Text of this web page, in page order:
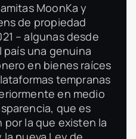
MoonKa y
de propiedad
– algunas desde
país una genuina
en bienes raíces
tempranas
en medio
que es
la que existen la